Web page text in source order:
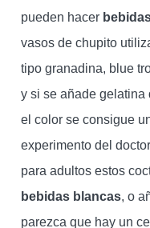
pueden hacer
vasos de chupito
tipo granadina, blue
y si se añade gelatina
el color se consigue
experimento del
para adultos estos
bebidas blancas, o
parezca que hay un